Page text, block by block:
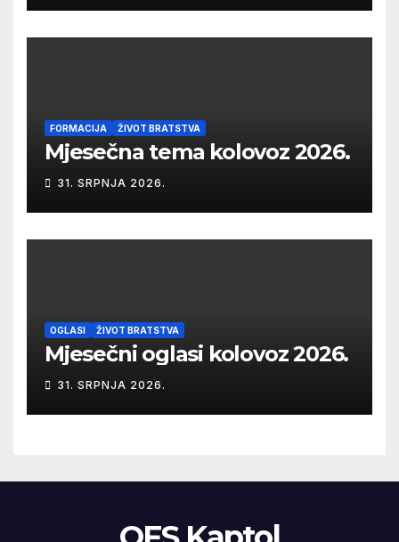
FORMACIJA ŽIVOT BRATSTVA
Mjesečna tema kolovoz 2026.
31. SRPNJA 2026.
OGLASI ŽIVOT BRATSTVA
Mjesečni oglasi kolovoz 2026.
31. SRPNJA 2026.